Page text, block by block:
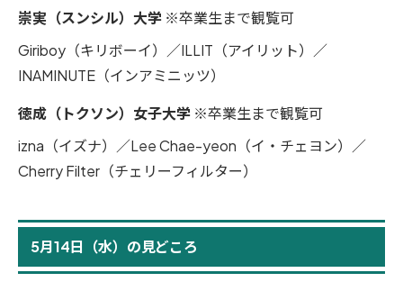
崇実（スンシル）大学 ※卒業生まで観覧可
Giriboy（キリボーイ）／ILLIT（アイリット）／
INAMINUTE（インアミニッツ）
徳成（トクソン）女子大学 ※卒業生まで観覧可
izna（イズナ）／Lee Chae-yeon（イ・チェヨン）／
Cherry Filter（チェリーフィルター）
5月14日（水）の見どころ